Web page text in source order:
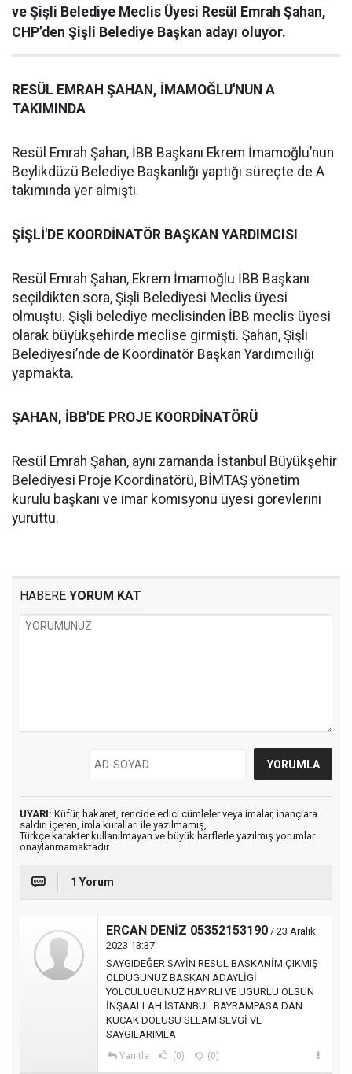
ve Şişli Belediye Meclis Üyesi Resül Emrah Şahan,
CHP’den Şişli Belediye Başkan adayı oluyor.
RESÜL EMRAH ŞAHAN, İMAMOĞLU'NUN A
TAKIMINDA
Resül Emrah Şahan, İBB Başkanı Ekrem İmamoğlu’nun
Beylikdüzü Belediye Başkanlığı yaptığı süreçte de A
takımında yer almıştı.
ŞİŞLİ'DE KOORDİNATÖR BAŞKAN YARDIMCISI
Resül Emrah Şahan, Ekrem İmamoğlu İBB Başkanı
seçildikten sora, Şişli Belediyesi Meclis üyesi
olmuştu. Şişli belediye meclisinden İBB meclis üyesi
olarak büyükşehirde meclise girmişti. Şahan, Şişli
Belediyesi’nde de Koordinatör Başkan Yardımcılığı
yapmakta.
ŞAHAN, İBB'DE PROJE KOORDİNATÖRÜ
Resül Emrah Şahan, aynı zamanda İstanbul Büyükşehir
Belediyesi Proje Koordinatörü, BİMTAŞ yönetim
kurulu başkanı ve imar komisyonu üyesi görevlerini
yürüttü.
HABERE YORUM KAT
UYARI: Küfür, hakaret, rencide edici cümleler veya imalar, inançlara
saldırı içeren, imla kuralları ile yazılmamış,
Türkçe karakter kullanılmayan ve büyük harflerle yazılmış yorumlar
onaylanmamaktadır.
1 Yorum
ERCAN DENİZ 05352153190 / 23 Aralık
2023 13:37
SAYGIDEĞER SAYİN RESUL BASKANİM ÇIKMIŞ
OLDUGUNUZ BASKAN ADAYLİGİ
YOLCULUGUNUZ HAYIRLI VE UGURLU OLSUN
İNŞAALLAH İSTANBUL BAYRAMPASA DAN
KUCAK DOLUSU SELAM SEVGİ VE
SAYGILARIMLA
Yanıtla (0) (0)